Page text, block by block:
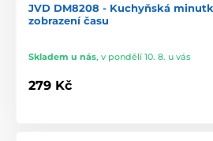
JVD DM8208 - Kuchyňská
zobrazení času
Skladem u nás, v pondělí 10. 8. u vás
279 Kč